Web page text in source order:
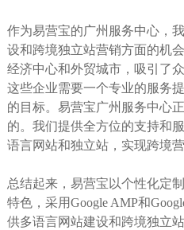
作为易营宝的广州服务中心，
设和跨境独立站营销方面的机
经济中心和外贸城市，吸引了
这些企业需要一个专业的服务
的目标。易营宝广州服务中心
的。我们提供全方位的支持和
语言网站和独立站，实现跨境营
总结起来，易营宝以个性化定
特色，采用Google AMP和
供多语言网站建设和跨境独立